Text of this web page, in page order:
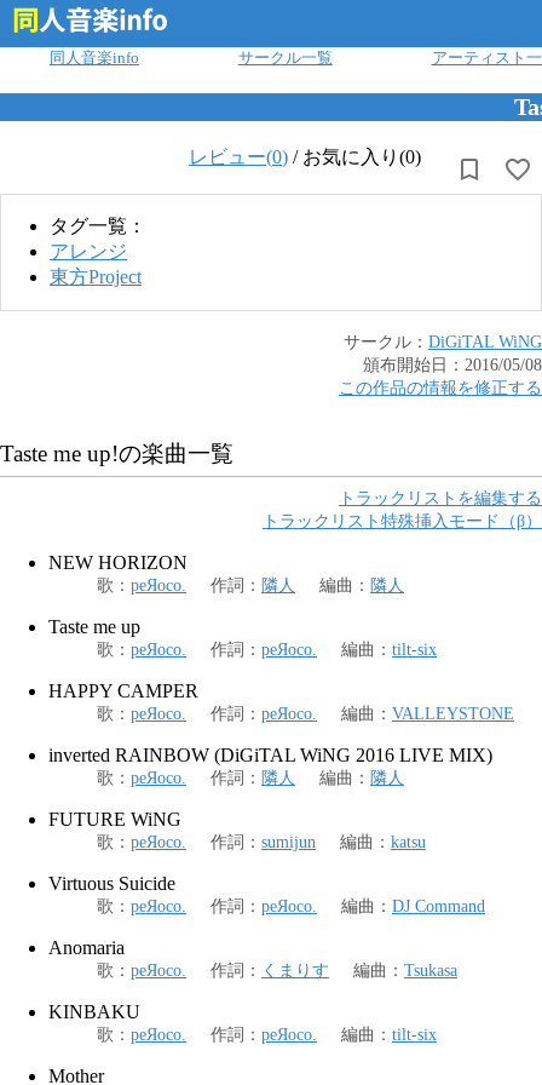
同人音楽info サークル一覧 アーティスト
レビュー(0) / お気に入り(0)
タグ一覧：
アレンジ
東方Project
サークル： DiGiTAL WiNG
頒布開始日： 2016/05/08
この作品の情報を修正する
Taste me up!の楽曲一覧
トラックリストを編集する
トラックリスト特殊挿入モード（β）
NEW HORIZON
歌 ： peЯoco. 作詞 ： 隣人 編曲 ： 隣人
Taste me up
歌 ： peЯoco. 作詞 ： peЯoco. 編曲 ： tilt-six
HAPPY CAMPER
歌 ： peЯoco. 作詞 ： peЯoco. 編曲 ： VALLEYSTONE
inverted RAINBOW (DiGiTAL WiNG 2016 LIVE MIX)
歌 ： peЯoco. 作詞 ： 隣人 編曲 ： 隣人
FUTURE WiNG
歌 ： peЯoco. 作詞 ： sumijun 編曲 ： katsu
Virtuous Suicide
歌 ： peЯoco. 作詞 ： peЯoco. 編曲 ： DJ Command
Anomaria
歌 ： peЯoco. 作詞 ： くまりす 編曲 ： Tsukasa
KINBAKU
歌 ： peЯoco. 作詞 ： peЯoco. 編曲 ： tilt-six
Mother